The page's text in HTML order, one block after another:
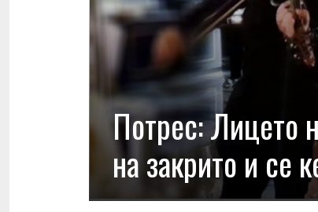
Потрес: Лицето
на закрито и се